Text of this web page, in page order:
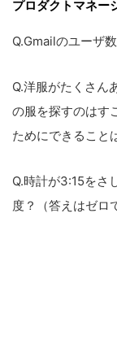
プロダクトマネー
Q.Gmailのユーザ
Q.洋服がたくさん
の服を探すのはす
ためにできること
Q.時計が3:15をさ
度？（答えはゼロ